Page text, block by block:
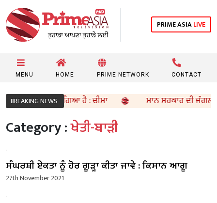
PRIME ASIALIVE
MENU HOME PRIME NETWORK CONTACT
BREAKING NEWS
ਨੂੰ ਪਿੱਛੇ ਛੱਡ ਗਿਆ ਹੈ : ਚੀਮਾ ਮਾਨ ਸਰਕਾਰ ਦੀ ਜੰਗਲੀ
Category :ਖੇਤੀ-ਬਾੜੀ
ਸੰਘਰਸ਼ੀ ਏਕਤਾ ਨੂੰ ਹੋਰ ਗੂੜ੍ਹਾ ਕੀਤਾ ਜਾਵੇ : ਕਿਸਾਨ ਆਗੂ
27th November 2021